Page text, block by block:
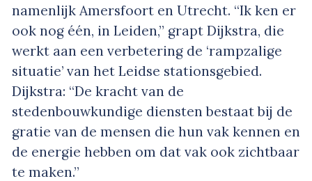
namenlijk Amersfoort en Utrecht. “Ik ken er
ook nog één, in Leiden,” grapt Dijkstra, die
werkt aan een verbetering de ‘rampzalige
situatie’ van het Leidse stationsgebied.
Dijkstra: “De kracht van de
stedenbouwkundige diensten bestaat bij de
gratie van de mensen die hun vak kennen en
de energie hebben om dat vak ook zichtbaar
te maken.”